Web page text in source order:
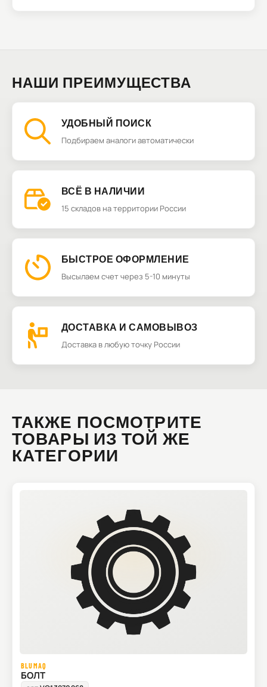
НАШИ ПРЕИМУЩЕСТВА
УДОБНЫЙ ПОИСК
Подбираем аналоги автоматически
ВСЁ В НАЛИЧИИ
15 складов на территории России
БЫСТРОЕ ОФОРМЛЕНИЕ
Высылаем счет через 5-10 минуты
ДОСТАВКА И САМОВЫВОЗ
Доставка в любую точку России
ТАКЖЕ ПОСМОТРИТЕ
ТОВАРЫ ИЗ ТОЙ ЖЕ
КАТЕГОРИИ
BLUMAQ
БОЛТ